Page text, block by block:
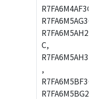
C,
,